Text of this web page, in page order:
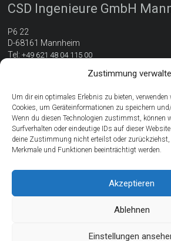
Zustimmung
Um dir ein optimales Erlebnis zu bieten, verwenden
Cookies, um Geräteinformationen zu speichern
Wenn du diesen Technologien zustimmst, können
Surfverhalten oder eindeutige IDs auf dieser
deine Zustimmung nicht erteilst oder
Merkmale und Funktionen beeinträchtigt werden.
Akzeptieren
Ablehnen
Einstellungen
CSD Ingenieure GmbH
P6 22
D-68161 Mannheim
Tel:+49 621 48 04 115 00
Wegbeschreibung
Ihre Ansprechperson
Uta Ehrhardt
M.Sc. Architektur und Umwelt
Abteilungsleiterin Nachhaltiges Bauen